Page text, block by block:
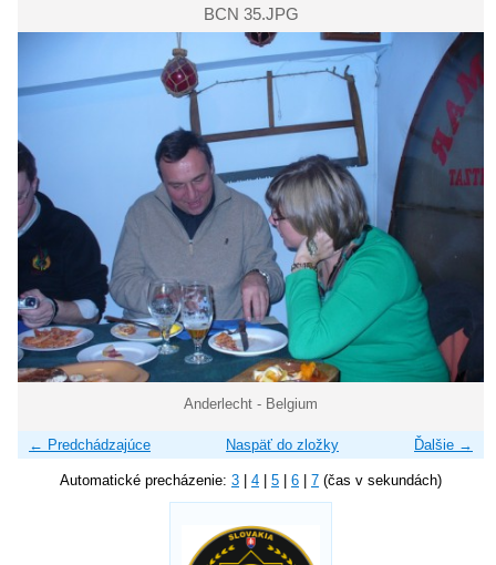
BCN 35.JPG
Anderlecht - Belgium
← Predchádzajúce Ďalšie →
Naspäť do zložky
Automatické precházenie: 3 4 5 6 7 (čas v sekundách)